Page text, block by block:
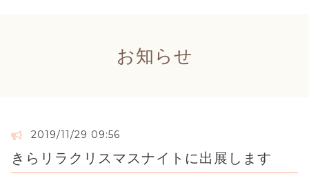
お知らせ
2019/11/29 09:56
きらリラクリスマスナイトに出展します